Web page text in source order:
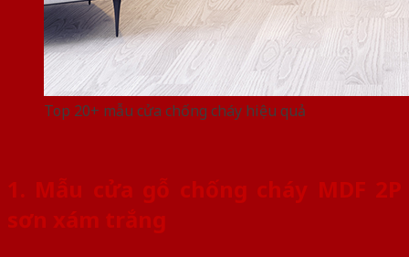
Top 20+ mẫu cửa chống cháy hiệu quả
1. Mẫu cửa gỗ chống cháy MDF 2P
sơn xám trắng